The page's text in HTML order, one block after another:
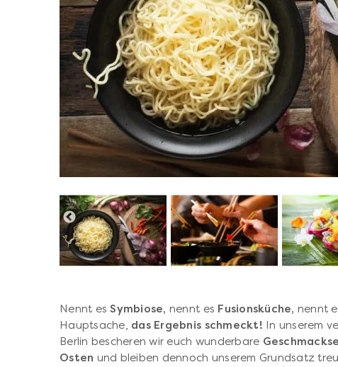
Nennt esSymbiose, nennt es Fusionsküche, nennt
Hauptsache, das Ergebnis schmeckt! In unserem
Berlin bescheren wir euch wunderbare
Osten und bleiben dennoch unserem Grundsatz